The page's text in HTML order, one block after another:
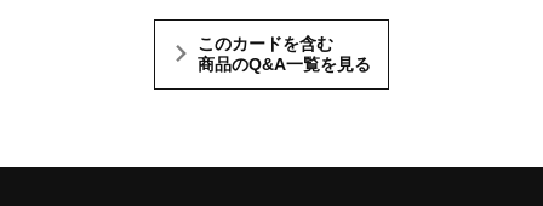
このカードを含む
商品のQ&A一覧を見る